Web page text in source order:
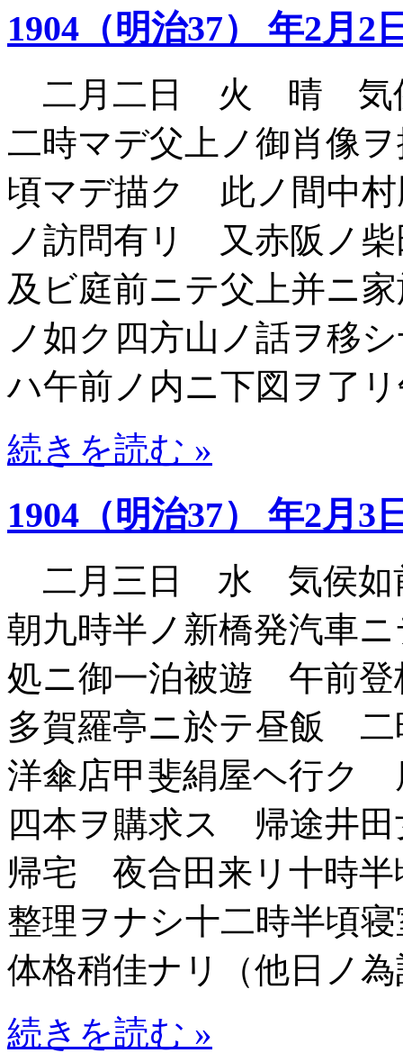
1904（明治37） 年2月2
二月二日 火 晴 気
二時マデ父上ノ御肖像
頃マデ描ク 此ノ間中
ノ訪問有リ 又赤阪ノ
及ビ庭前ニテ父上并ニ
ノ如ク四方山ノ話ヲ移
ハ午前ノ内ニ下図ヲ了
続きを読む »
1904（明治37） 年2月3
二月三日 水 気侯如
朝九時半ノ新橋発汽車
処ニ御一泊被遊 午前
多賀羅亭ニ於テ昼飯
洋傘店甲斐絹屋ヘ行ク
四本ヲ購求ス 帰途井田
帰宅 夜合田来リ十時
整理ヲナシ十二時半頃
体格稍佳ナリ（他日ノ
続きを読む »